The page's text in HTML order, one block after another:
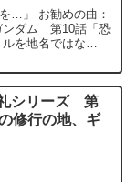
の曲：
を地名ではな
シリーズ 第
修行の地、ギ